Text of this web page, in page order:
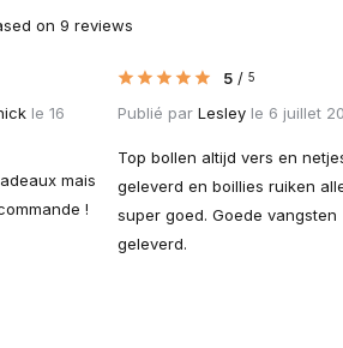
on 9 reviews
le 16
mais
!
5 / 5
Publié par Lesley le 6 juillet
Top bollen altijd vers en
geleverd en boillies ruiken
super goed. Goede vangsten
geleverd.